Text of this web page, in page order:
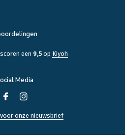
een 9,5op Kiyoh
Media
onze nieuwsbrief